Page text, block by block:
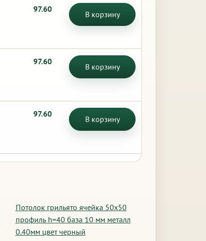
97.60
В корзину
97.60
В корзину
97.60
В корзину
Потолок грильято ячейка 50х50
профиль h=40 база 10 мм металл
0.40мм цвет черный